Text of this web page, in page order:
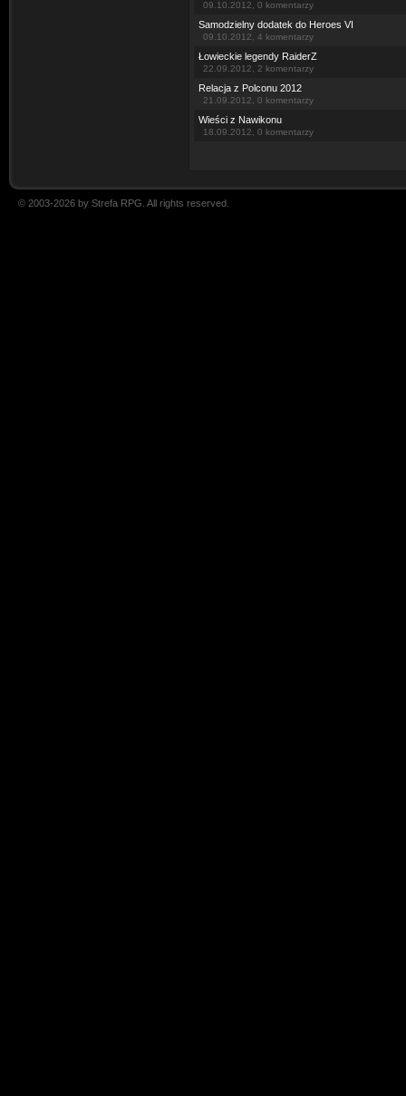
09.10.2012, 0 komentarzy
Samodzielny dodatek do Heroes VI
09.10.2012, 4 komentarzy
Łowieckie legendy RaiderZ
22.09.2012, 2 komentarzy
Relacja z Polconu 2012
21.09.2012, 0 komentarzy
Wieści z Nawikonu
18.09.2012, 0 komentarzy
© 2003-2026 by Strefa RPG. All rights reserved.